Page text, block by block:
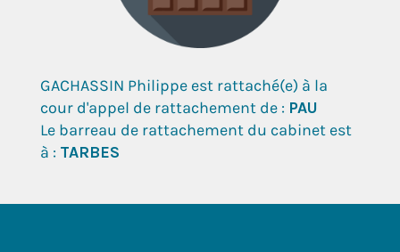
GACHASSIN Philippe est rattaché(e) à la
cour d'appel de rattachement de : PAU
Le barreau de rattachement du cabinet est
à : TARBES